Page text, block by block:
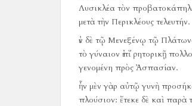
Λυσικλέα τὸν
μετὰ τὴν Περικλέους τελευτήν.
ἐν δὲ τῷ Μενεξένῳ τῷ
τὸ γύναιον ἐπὶ ῥητορικῇ
γενομένη πρὸς Ἀσπασίαν.
ἦν μὲν γὰρ αὐτῷ γυνὴ
πλούσιον: ἔτεκε δὲ καὶ